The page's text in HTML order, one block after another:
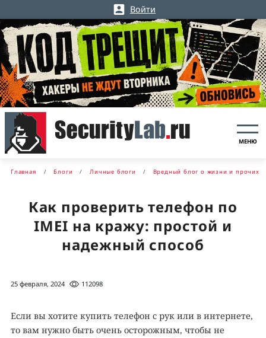
Войти
МЕНЮ
Главная Блоги Личные блоги Вредный блог о жизни и прочих
Как проверить телефон по
IMEI на кражу: простой и
надежный способ
25 февраля, 2024 112098
Если вы хотите купить телефон с рук или в интернете,
то вам нужно быть очень осторожным, чтобы не